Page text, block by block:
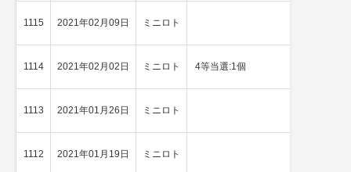
1115 2021年02月09日 ミニロト
1114 2021年02月02日 ミニロト 4等当選:1個
1113 2021年01月26日 ミニロト
1112 2021年01月19日 ミニロト